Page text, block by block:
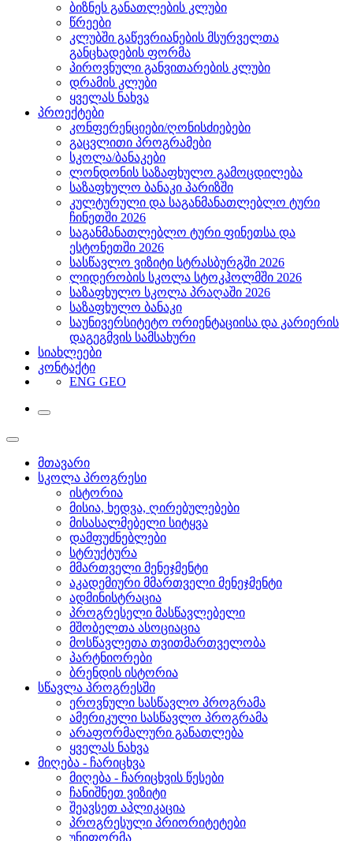
ბიზნეს განათლების კლუბი
წრეები
კლუბში გაწევრიანების მსურველთა
განცხადების ფორმა
პიროვნული განვითარების კლუბი
დრამის კლუბი
ყველას ნახვა
პროექტები
კონფერენციები/ღონისძიებები
გაცვლითი პროგრამები
სკოლა/ბანაკები
ლონდონის საზაფხულო გამოცდილება
საზაფხულო ბანაკი პარიზში
კულტურული და საგანმანათლებლო ტური
ჩინეთში 2026
საგანმანათლებლო ტური ფინეთსა და
ესტონეთში 2026
სასწავლო ვიზიტი სტრასბურგში 2026
ლიდერობის სკოლა სტოკჰოლმში 2026
საზაფხულო სკოლა პრაღაში 2026
საზაფხულო ბანაკი
საუნივერსიტეტო ორიენტაციისა და კარიერის
დაგეგმვის სამსახური
სიახლეები
კონტაქტი
ENG GEO
მთავარი
სკოლა პროგრესი
ისტორია
მისია, ხედვა, ღირებულებები
მისასალმებელი სიტყვა
დამფუძნებლები
სტრუქტურა
მმართველი მენეჯმენტი
აკადემიური მმართველი მენეჯმენტი
ადმინისტრაცია
პროგრესელი მასწავლებელი
მშობელთა ასოციაცია
მოსწავლეთა თვითმართველობა
პარტნიორები
ბრენდის ისტორია
სწავლა პროგრესში
ეროვნული სასწავლო პროგრამა
ამერიკული სასწავლო პროგრამა
არაფორმალური განათლება
ყველას ნახვა
მიღება - ჩარიცხვა
მიღება - ჩარიცხვის წესები
ჩანიშნეთ ვიზიტი
შეავსეთ აპლიკაცია
პროგრესული პრიორიტეტები
უნიფორმა